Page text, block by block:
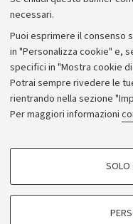
necessari.
Puoi esprimere il consenso
in "Personalizza cookie" e,
specifici in "Mostra cookie
Potrai sempre rivedere le
rientrando nella sezione
Per maggiori informazioni
COOKIE DI
SOLO
© Copyright 2026 -